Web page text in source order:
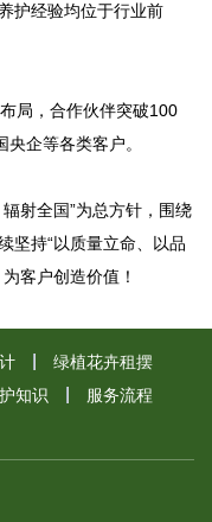
护经验均位于行业前
局，合作伙伴突破100
企等各类客户。
射全国”为总方针，围绕
坚持“以质量立命、以品
客户创造价值！
绿植花卉租摆
知识
服务流程